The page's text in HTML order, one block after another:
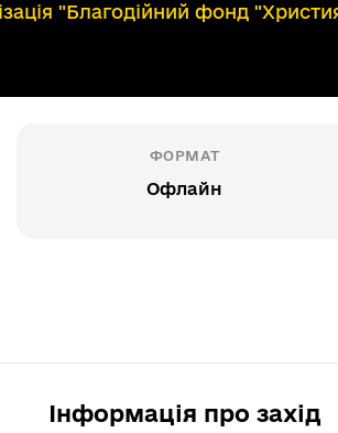
"Благодійний фонд
ФОРМАТ
Офлайн
Інформація про захід